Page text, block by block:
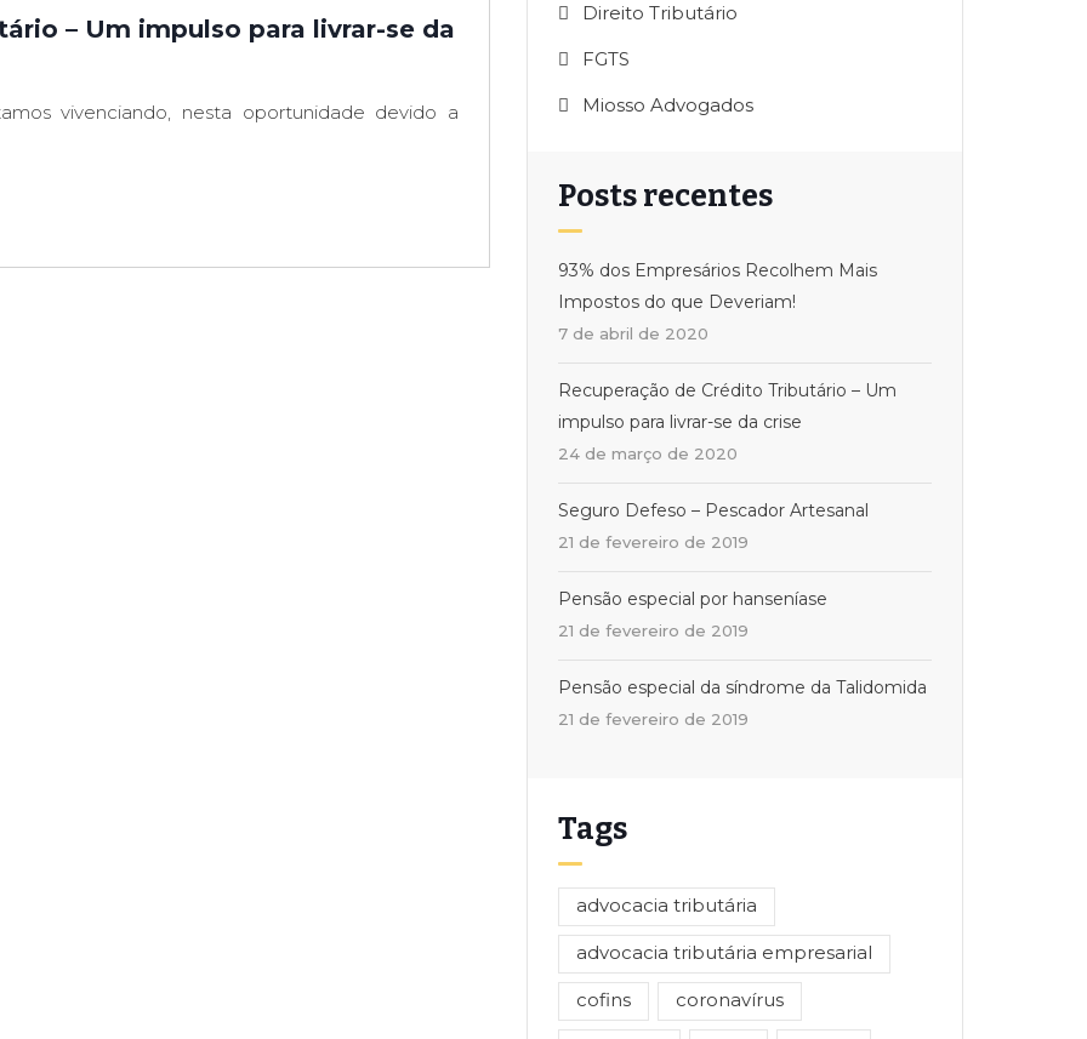
– Um impulso para livrar-se da
vivenciando, nesta oportunidade devido a
Direito Tributário
FGTS
Miosso Advogados
Posts recentes
93% dos Empresários Recolhem Mais
Impostos do que Deveriam!
7 de abril de 2020
Recuperação de Crédito Tributário – Um
impulso para livrar-se da crise
24 de março de 2020
Seguro Defeso – Pescador Artesanal
21 de fevereiro de 2019
Pensão especial por hanseníase
21 de fevereiro de 2019
Pensão especial da síndrome da Talidomida
21 de fevereiro de 2019
Tags
advocacia tributária
advocacia tributária empresarial
cofins coronavírus